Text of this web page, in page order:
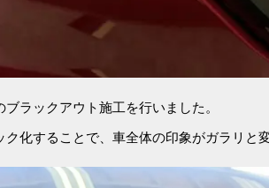
ラックアウト施工を行いました。
化することで、車全体の印象がガラリと